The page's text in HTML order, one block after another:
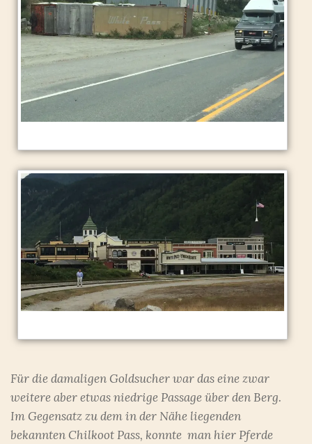
Für die damaligen Goldsucher war das eine zwar
weitere aber etwas niedrige Passage über den Berg.
Im Gegensatz zu dem in der Nähe liegenden
bekannten Chilkoot Pass, konnte man hier Pferde